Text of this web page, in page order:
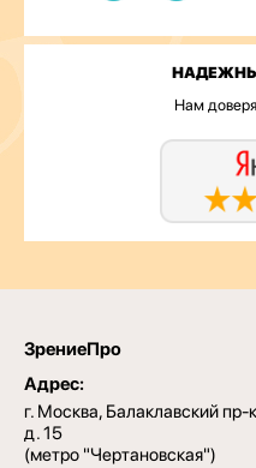
Нам
ЗрениеПро
Адрес:
г. Москва, Балаклавский пр-
д. 15
(метро "Чертановская")